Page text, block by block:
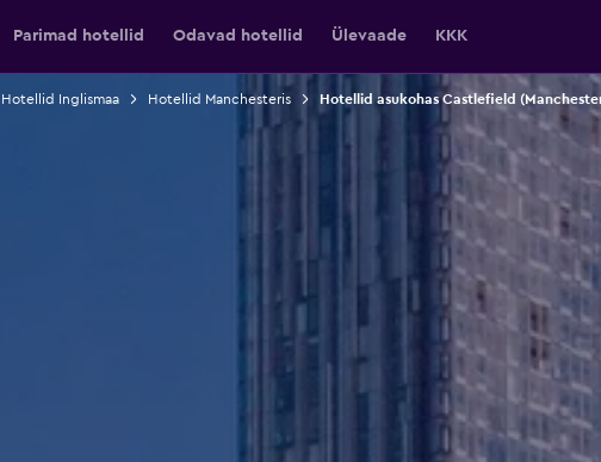
Parimad hotellid Odavad hotellid Ülevaade KKK
Hotellid Inglismaa Hotellid Manchesteris Hotellid asukohas Castlefield